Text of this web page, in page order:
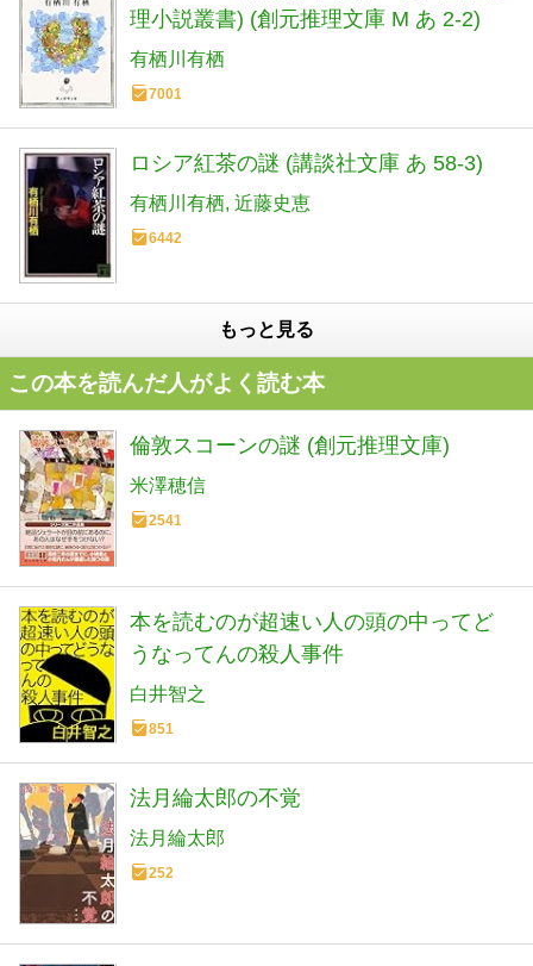
理小説叢書) (創元推理文庫 M あ 2-2)
有栖川有栖
7001
ロシア紅茶の謎 (講談社文庫 あ 58-3)
有栖川有栖 近藤史恵
6442
もっと見る
この本を読んだ人がよく読む本
倫敦スコーンの謎 (創元推理文庫)
米澤穂信
2541
本を読むのが超速い人の頭の中ってど
うなってんの殺人事件
白井智之
851
法月綸太郎の不覚
法月綸太郎
252